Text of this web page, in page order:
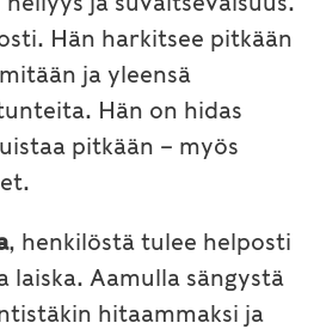
Hän harkitsee pitkään
ja yleensä
Hän on hidas
pitkään – myös
, henkilöstä tulee helposti
laiska. Aamulla sängystä
hitaammaksi ja